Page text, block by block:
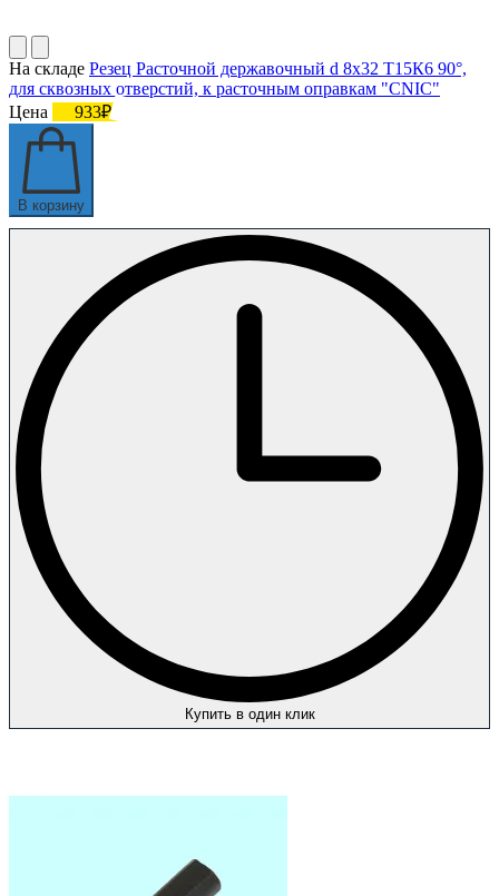
На складе Резец Расточной державочный d 8х32 Т15К6 90°,
для сквозных отверстий, к расточным оправкам "CNIC"
Цена
933₽
В корзину
Купить в один клик